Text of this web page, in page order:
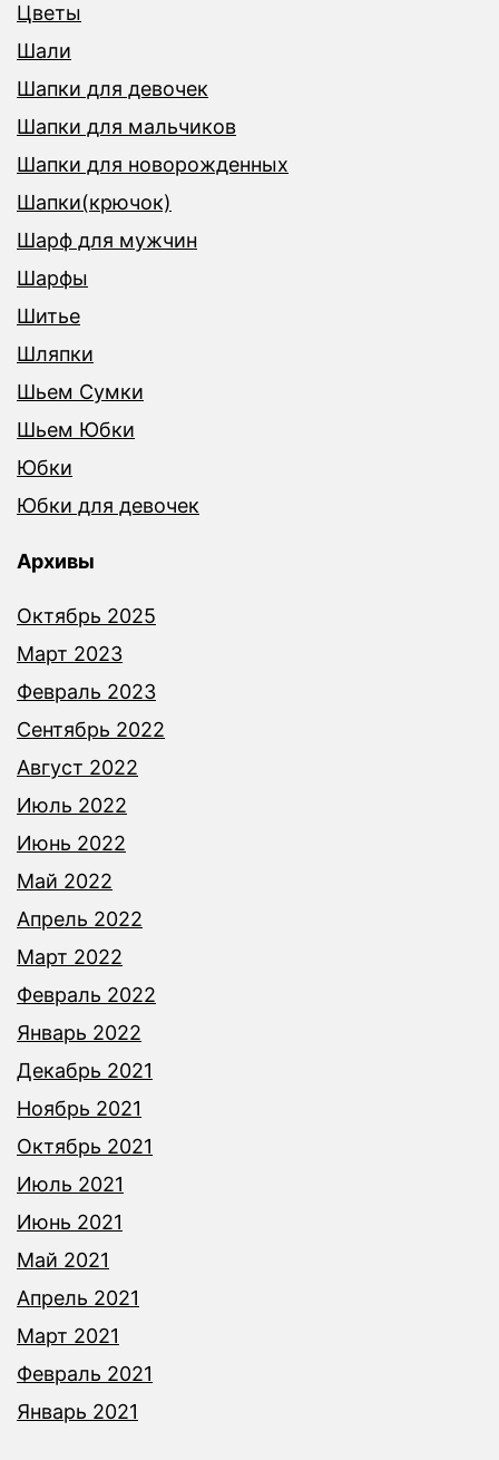
Цветы
Шали
Шапки для девочек
Шапки для мальчиков
Шапки для новорожденных
Шапки(крючок)
Шарф для мужчин
Шарфы
Шитье
Шляпки
Шьем Сумки
Шьем Юбки
Юбки
Юбки для девочек
Архивы
Октябрь 2025
Март 2023
Февраль 2023
Сентябрь 2022
Август 2022
Июль 2022
Июнь 2022
Май 2022
Апрель 2022
Март 2022
Февраль 2022
Январь 2022
Декабрь 2021
Ноябрь 2021
Октябрь 2021
Июль 2021
Июнь 2021
Май 2021
Апрель 2021
Март 2021
Февраль 2021
Январь 2021